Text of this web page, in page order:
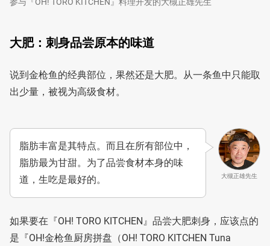
大肥：刺身品尝原本的味道
说到金枪鱼的经典部位，果然还是大肥。从一条鱼中只能取
出少量，被视为高级食材。
大槻正雄先生
脂肪丰富是其特点。而且在所有部位中，
脂肪最为甘甜。为了品尝食材本身的味
道，生吃是最好的。
如果要在『OH! TORO KITCHEN』品尝大肥刺身，应该点的
是『OH!金枪鱼厨房拼盘（OH! TORO KITCHEN Tuna